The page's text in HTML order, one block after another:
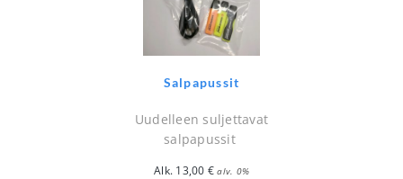
Salpapussit
Uudelleen suljettavat
salpapussit
Alk. 13,00 € alv. 0%